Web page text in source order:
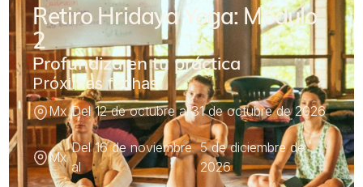
Retiro Hridaya Yoga: Módulo
2
Profundiza en tu práctica
Próximas fechas:
Mx Del 12 de octubre al31 de octubre de 2026
Mx
Del 16 de noviembre
al
5 de diciembre de
2026